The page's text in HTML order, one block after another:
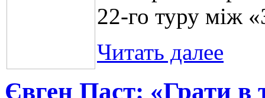
22-го туру між
Читать далее
Євген Паст: «Грати в